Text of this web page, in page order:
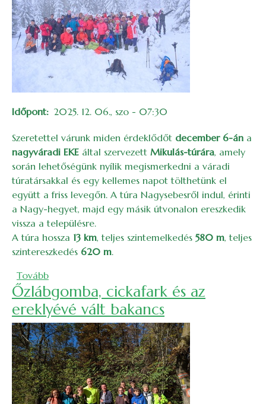
Időpont 2025. 12. 06., szo - 07:30
Szeretettel várunk miden érdeklődőt december 6-án a
nagyváradi EKE által szervezett Mikulás-túrára, amely
során lehetőségünk nyílik megismerkedni a váradi
túratársakkal és egy kellemes napot tölthetünk el
együtt a friss levegőn. A túra Nagysebesről indul, érinti
a Nagy-hegyet, majd egy másik útvonalon ereszkedik
vissza a településre.
A túra hossza 13 km, teljes szintemelkedés 580 m, teljes
szintereszkedés 620 m.
Tovább(Mikulás-túra a Nagy-hegyre a nagyváradi EKE-
Őzlábgomba, cickafark és az
ereklyévé vált bakancs